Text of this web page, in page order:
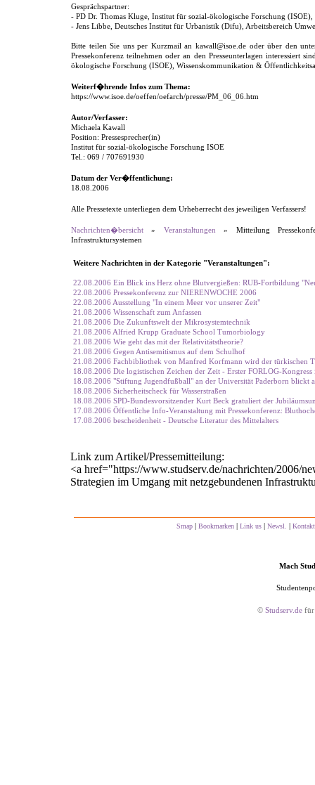
Gesprächspartner:
- PD Dr. Thomas Kluge, Institut für sozial-ökologische Forschung
- Jens Libbe, Deutsches Institut für Urbanistik (Difu), Arbeitsbereich
Bitte teilen Sie uns per Kurzmail an kawall@isoe.de oder über den
Pressekonferenz teilnehmen oder an den Presseunterlagen interessiert
ökologische Forschung (ISOE), Wissenskommunikation &
Weiterf�hrende Infos zum Thema:
https://www.isoe.de/oeffen/oefarch/presse/PM_06_06.htm
Autor/Verfasser:
Michaela Kawall
Position: Pressesprecher(in)
Institut für sozial-ökologische Forschung ISOE
Tel.: 069 / 707691930
Datum der Ver�ffentlichung:
18.08.2006
Alle Pressetexte unterliegen dem Urheberrecht des jeweiligen Verfassers!
Nachrichten�bersicht » Veranstaltungen » Mitteilung
Infrastruktursystemen
Weitere Nachrichten in der Kategorie "Veranstaltungen":
22.08.2006 Ein Blick ins Herz ohne Blutvergießen: RUB-Fortbildung
22.08.2006 Pressekonferenz zur NIERENWOCHE 2006
22.08.2006 Ausstellung "In einem Meer vor unserer Zeit"
21.08.2006 Wissenschaft zum Anfassen
21.08.2006 Die Zukunftswelt der Mikrosystemtechnik
21.08.2006 Alfried Krupp Graduate School Tumorbiology
21.08.2006 Wie geht das mit der Relativitätstheorie?
21.08.2006 Gegen Antisemitismus auf dem Schulhof
21.08.2006 Fachbibliothek von Manfred Korfmann wird der türkischen
18.08.2006 Die logistischen Zeichen der Zeit - Erster FORLOG-
18.08.2006 "Stiftung Jugendfußball" an der Universität Paderborn blickt
18.08.2006 Sicherheitscheck für Wasserstraßen
18.08.2006 SPD-Bundesvorsitzender Kurt Beck gratuliert der
17.08.2006 Öffentliche Info-Veranstaltung mit Pressekonferenz:
17.08.2006 bescheidenheit - Deutsche Literatur des Mittelalters
Link zum Artikel/Pressemitteilung:
<a href="https://www.studserv.de/nachrichten/2006/
Strategien im Umgang mit netzgebundenen
Smap | Bookmarken | Link us | Newsl. | Kontakt
Mach
© Studserv.de für